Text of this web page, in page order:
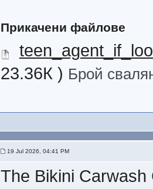
Прикачени файлове
23.36К ) Брой
19 Jul 2026, 04:41 PM
The Bikini Carwash